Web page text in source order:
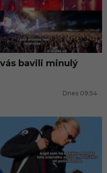
bavili minulý
Dnes 09:54